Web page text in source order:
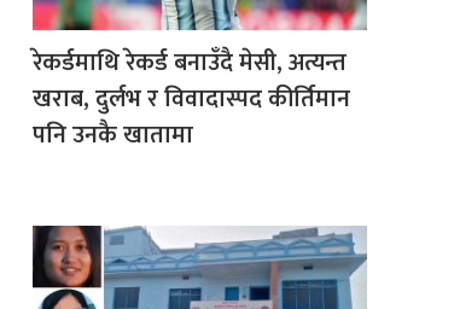
रेकर्डमाथि रेकर्ड बनाउँदै मेसी, अत्यन्त
खराब, दुर्लभ र विवादास्पद कीर्तिमान
पनि उनकै खातामा